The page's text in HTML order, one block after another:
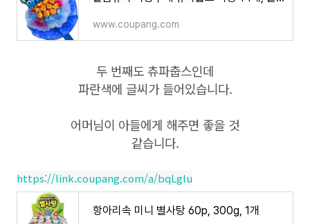
www.coupang.com
두 번째도 츄파춥스인데
파란색에 글씨가 들어있습니다.
어머님이 아들에게 해주면 좋을 것
같습니다.
https://link.coupang.com/a/bqLglu
항아리속 미니 별사탕 60p, 300g, 1개